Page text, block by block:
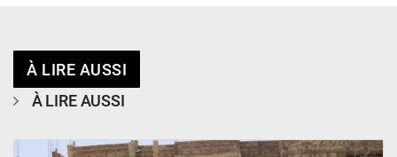
À LIRE AUSSI
À LIRE AUSSI